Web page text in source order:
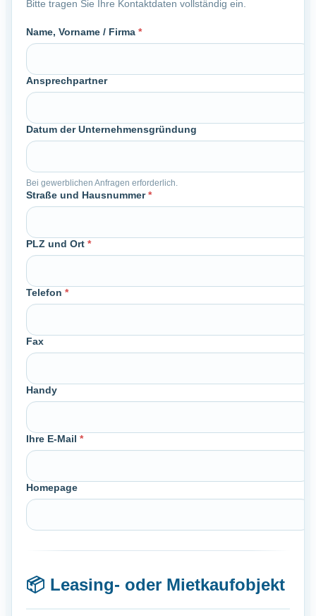
Bitte tragen Sie Ihre Kontaktdaten vollständig ein.
Name, Vorname / Firma *
Ansprechpartner
Datum der Unternehmensgründung
Bei gewerblichen Anfragen erforderlich.
Straße und Hausnummer*
PLZ und Ort *
Telefon *
Fax
Handy
Ihre E-Mail *
Homepage
📦 Leasing- oder Mietkaufobjekt